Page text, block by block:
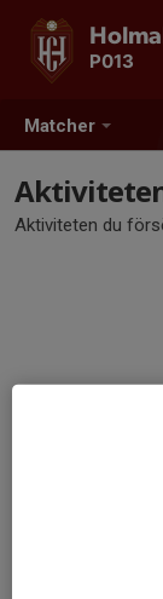
Matcher
P013
Aktiviteten du